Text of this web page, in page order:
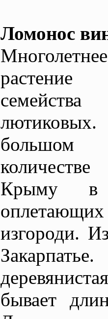
Ломонос
Многолетнее
семейства
большом
Крыму в
изгороди.
бывает